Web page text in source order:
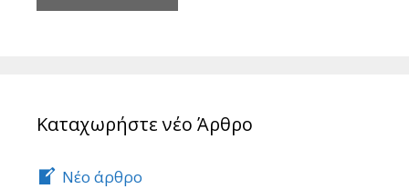
Καταχωρήστε νέο Άρθρο
Νέο άρθρο